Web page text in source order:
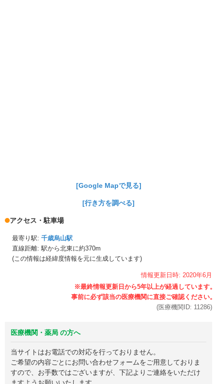
[Google Mapで見る]
[行き方を調べる]
アクセス・駐車場
最寄り駅: 千歳烏山駅
直線距離: 駅から北東に約370m
(この情報は経緯度情報を元に生成しています)
情報更新日時: 2020年6月
(医療機関ID: 11286)
医療機関・薬局 の方へ
当サイトはお電話での対応を行っておりません。
ご希望の内容ごとにお問い合わせフォームをご用意しておりま
すので、お手数ではございますが、下記よりご連絡をいただけ